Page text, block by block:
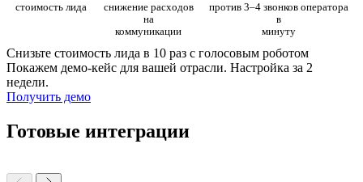
стоимость лида
снижение расходов
на
коммуникации
против 3–4 звонков оператора
в
минуту
Снизьте стоимость лида в 10 раз с голосовым роботом
Покажем демо-кейс для вашей отрасли. Настройка за 2
недели.
Получить демо
Готовые интеграции